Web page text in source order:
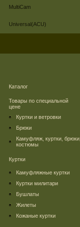
MultiCam
Universal(ACU)
Каталог
Товары по специальной
цене
Куртки и ветровки
Брюки
Камуфляж, куртки, брюки,
костюмы
Куртки
Камуфляжные куртки
Куртки милитари
Бушлаты
Жилеты
Кожаные куртки